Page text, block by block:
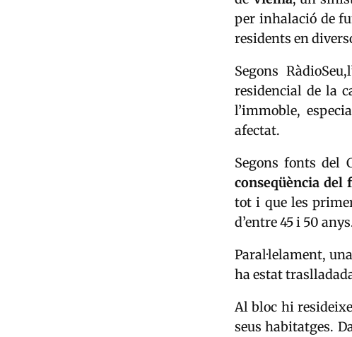
per inhalació de
residents en
Segons
residencial de la
l’immoble,
afectat.
Segons fonts del
conseqüència del
tot i que les
d’entre 45 i 50
Paral·lelament,
ha estat
Al bloc hi
seus habitatges.